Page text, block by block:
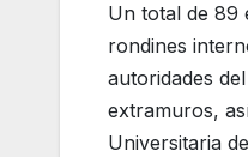
Un total de 89
rondines
autoridades
extramuros,
Universitaria